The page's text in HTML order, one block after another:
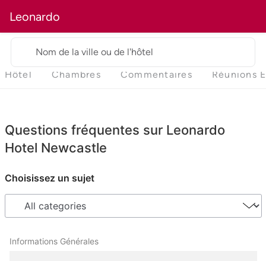
Leonardo
Nom de la ville ou de l'hôtel
Hôtel Chambres Commentaires Réunions
Questions fréquentes sur Leonardo
Hotel Newcastle
Choisissez un sujet
Informations Générales